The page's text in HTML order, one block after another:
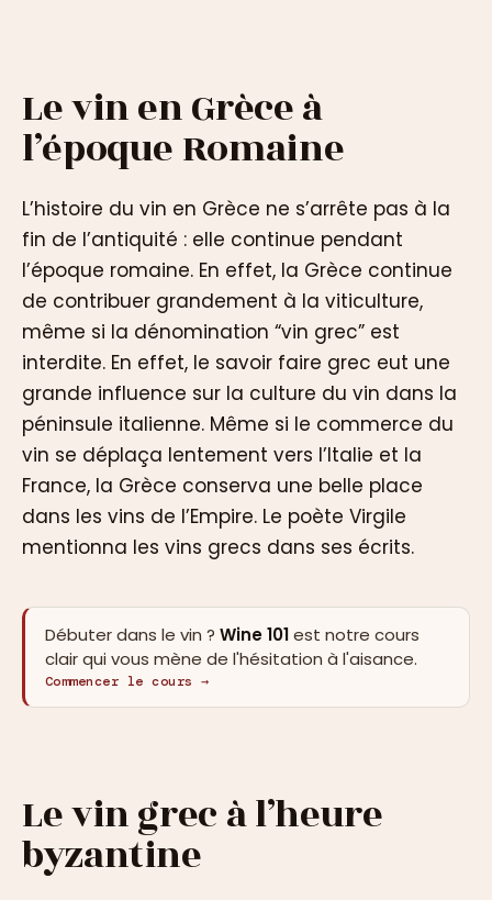
Le vin en Grèce à
l’époque Romaine
L’histoire du vin en Grèce ne s’arrête pas à la
fin de l’antiquité : elle continue pendant
l’époque romaine. En effet, la Grèce continue
de contribuer grandement à la viticulture,
même si la dénomination “vin grec” est
interdite. En effet, le savoir faire grec eut une
grande influence sur la culture du vin dans la
péninsule italienne. Même si le commerce du
vin se déplaça lentement vers l’Italie et la
France, la Grèce conserva une belle place
dans les vins de l’Empire. Le poète Virgile
mentionna les vins grecs dans ses écrits.
Débuter dans le vin ? Wine 101est notre cours
clair qui vous mène de l'hésitation à l'aisance.
Commencer le cours →
Le vin grec à l’heure
byzantine